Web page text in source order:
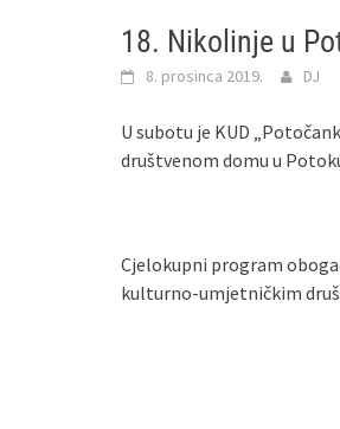
18. Nikolinje u
8. prosinca 2019. DJ
U subotu je KUD
društvenom domu u
Cjelokupni program
kulturno-umjetničkim